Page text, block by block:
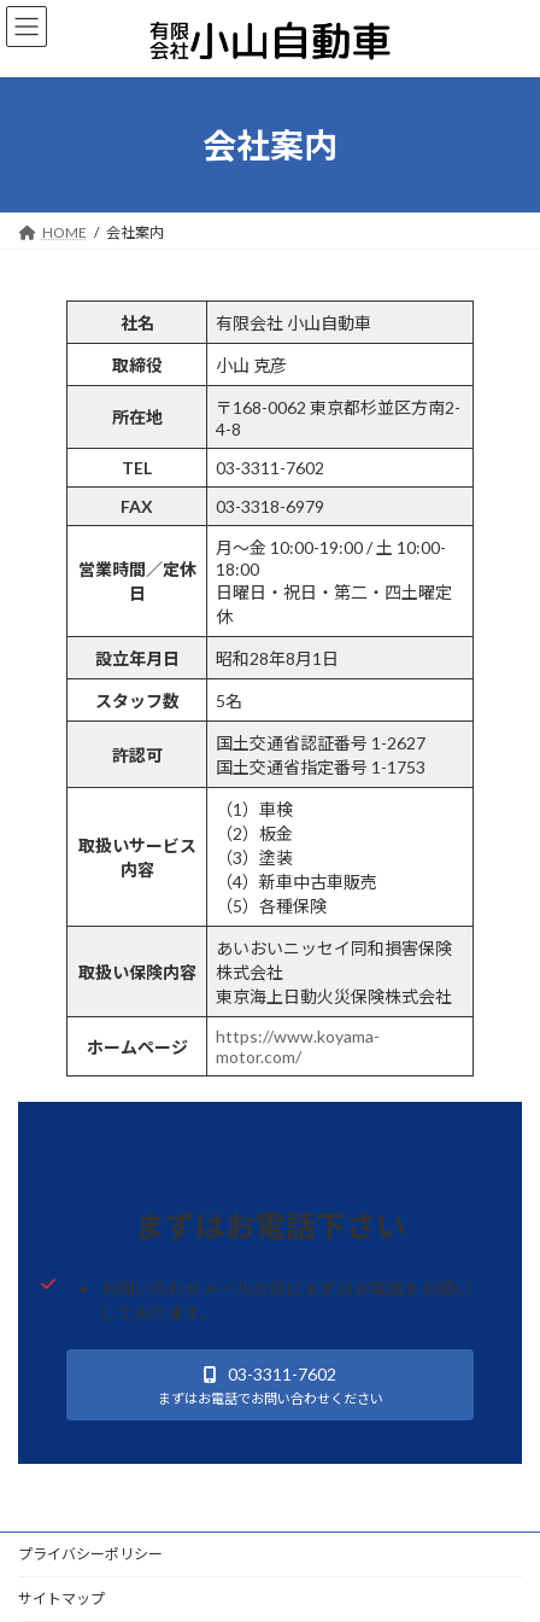
コ
ン
ン
ナ
ビ
ー
会社案内
HOME 会社案内
社名 有限会社 小山自動車
取締役 小山 克彦
所在地
〒168-0062 東京都杉並区方南2-
4-8
TEL
03-3311-7602
FAX
03-3318-6979
営業時間／定休
日
月～金 10:00-19:00 / 土 10:00-
18:00
日曜日・祝日・第二・四土曜定
休
設立年月日 昭和28年8月1日
スタッフ数 5名
許認可
国土交通省認証番号 1-2627
国土交通省指定番号 1-1753
取扱いサービス
内容
（1）車検
（2）板金
（3）塗装
（4）新車中古車販売
（5）各種保険
取扱い保険内容
あいおいニッセイ同和損害保険
株式会社
東京海上日動火災保険株式会社
ホームページ
https://www.koyama-
motor.com/
まずはお電話下さい
お問い合わせメールの前にまずはお電話をお願い
しております。
03-3311-7602
まずはお電話でお問い合わせください
プライバシーポリシー
サイトマップ